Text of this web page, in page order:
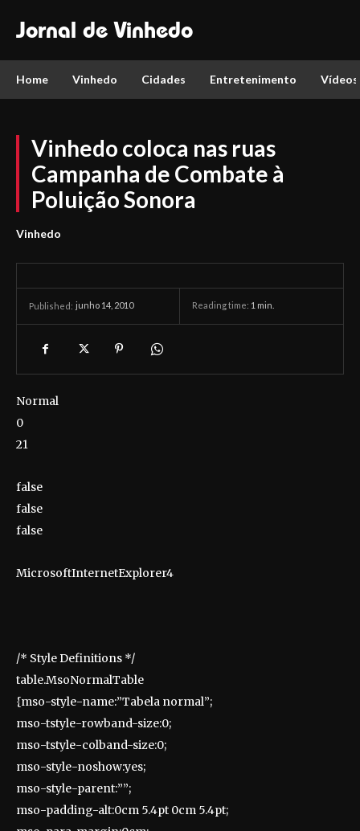
Jornal de Vinhedo
Home Vinhedo Cidades Entretenimento Vídeos
Vinhedo coloca nas ruas
Campanha de Combate à
Poluição Sonora
Vinhedo
Published: junho 14, 2010 Reading time: 1 min.
Normal
0
21
false
false
false
MicrosoftInternetExplorer4
/* Style Definitions */
table.MsoNormalTable
{mso-style-name:”Tabela normal”;
mso-tstyle-rowband-size:0;
mso-tstyle-colband-size:0;
mso-style-noshow:yes;
mso-style-parent:””;
mso-padding-alt:0cm 5.4pt 0cm 5.4pt;